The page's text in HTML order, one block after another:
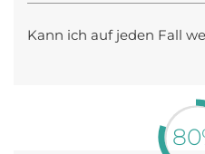
Kann ich auf jeden Fall